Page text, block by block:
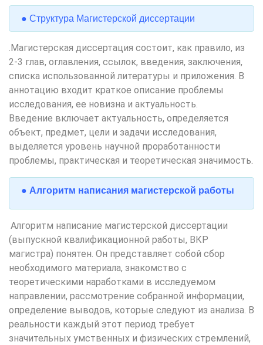
● Структура Магистерской диссертации
. Магистерская диссертация состоит, как правило, из
2-3 глав, оглавления, ссылок, введения, заключения,
списка использованной литературы и приложения. В
аннотацию входит краткое описание проблемы
исследования, ее новизна и актуальность.
Введение включает актуальность, определяется
объект, предмет, цели и задачи исследования,
выделяется уровень научной проработанности
проблемы, практическая и теоретическая значимость.
● Алгоритм написания магистерской работы
Алгоритм написание магистерской диссертации
(выпускной квалификационной работы, ВКР
магистра) понятен. Он представляет собой сбор
необходимого материала, знакомство с
теоретическими наработками в исследуемом
направлении, рассмотрение собранной информации,
определение выводов, которые следуют из анализа. В
реальности каждый этот период требует
значительных умственных и физических стремлений,